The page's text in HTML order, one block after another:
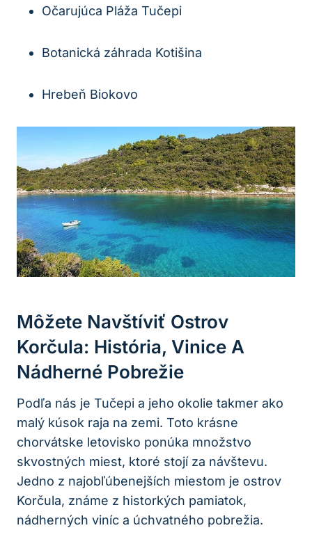
Očarujúca Pláža Tučepi
Botanická záhrada Kotišina
Hrebeň Biokovo
Môžete Navštíviť Ostrov
Korčula: História, Vinice A
Nádherné Pobrežie
Podľa nás je Tučepi a jeho okolie takmer ako
malý kúsok raja na zemi. Toto krásne
chorvátske letovisko ponúka množstvo
skvostných miest, ktoré stojí za návštevu.
Jedno z najobľúbenejších miestom je ostrov
Korčula, známe z historkých pamiatok,
nádherných viníc a úchvatného pobrežia.